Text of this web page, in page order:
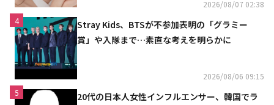
2026/08/07 02:38
4
Stray Kids、BTSが不参加表明の「グラミー
賞」や入隊まで…素直な考えを明らかに
2026/08/06 09:15
5
20代の日本人女性インフルエンサー、韓国でラ